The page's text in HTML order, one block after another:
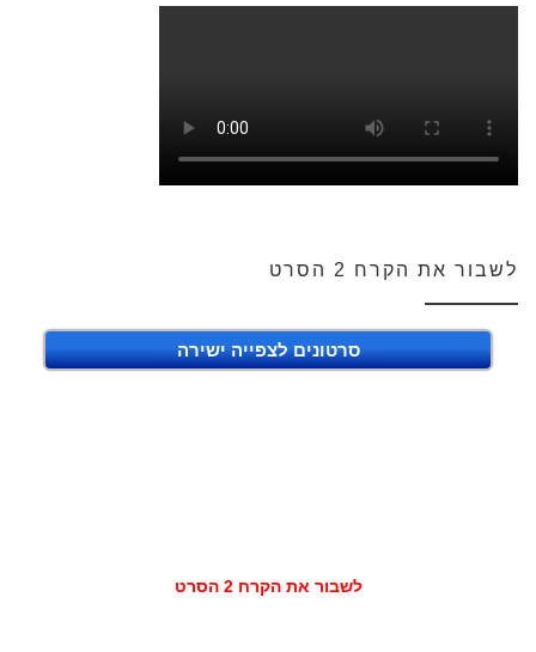
לשבור את הקרח 2 הסרט
סרטונים לצפייה ישירה
לשבור את הקרח 2 הסרט